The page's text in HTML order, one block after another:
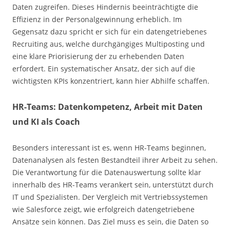
Daten zugreifen. Dieses Hindernis beeinträchtigte die
Effizienz in der Personalgewinnung erheblich. Im
Gegensatz dazu spricht er sich für ein datengetriebenes
Recruiting aus, welche durchgängiges Multiposting und
eine klare Priorisierung der zu erhebenden Daten
erfordert. Ein systematischer Ansatz, der sich auf die
wichtigsten KPIs konzentriert, kann hier Abhilfe schaffen.
HR-Teams: Datenkompetenz, Arbeit mit Daten
und KI als Coach
Besonders interessant ist es, wenn HR-Teams beginnen,
Datenanalysen als festen Bestandteil ihrer Arbeit zu sehen.
Die Verantwortung für die Datenauswertung sollte klar
innerhalb des HR-Teams verankert sein, unterstützt durch
IT und Spezialisten. Der Vergleich mit Vertriebssystemen
wie Salesforce zeigt, wie erfolgreich datengetriebene
Ansätze sein können. Das Ziel muss es sein, die Daten so